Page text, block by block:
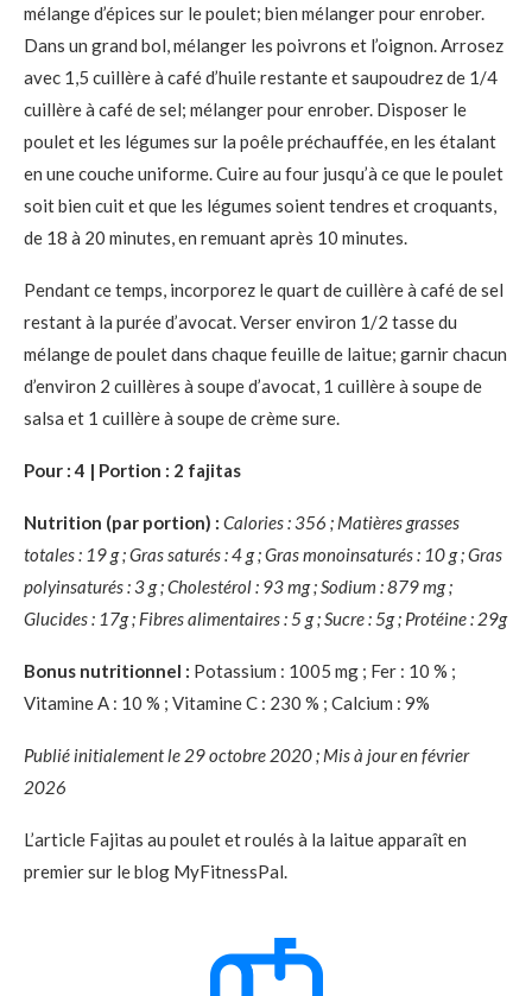
mélange d’épices sur le poulet; bien mélanger pour enrober.
Dans un grand bol, mélanger les poivrons et l’oignon. Arrosez
avec 1,5 cuillère à café d’huile restante et saupoudrez de 1/4
cuillère à café de sel; mélanger pour enrober. Disposer le
poulet et les légumes sur la poêle préchauffée, en les étalant
en une couche uniforme. Cuire au four jusqu’à ce que le poulet
soit bien cuit et que les légumes soient tendres et croquants,
de 18 à 20 minutes, en remuant après 10 minutes.
Pendant ce temps, incorporez le quart de cuillère à café de sel
restant à la purée d’avocat. Verser environ 1/2 tasse du
mélange de poulet dans chaque feuille de laitue; garnir chacun
d’environ 2 cuillères à soupe d’avocat, 1 cuillère à soupe de
salsa et 1 cuillère à soupe de crème sure.
Pour : 4 | Portion : 2 fajitas
Nutrition (par portion) : Calories : 356 ; Matières grasses
totales : 19 g ; Gras saturés : 4 g ; Gras monoinsaturés : 10 g ; Gras
polyinsaturés : 3 g ; Cholestérol : 93 mg ; Sodium : 879 mg ;
Glucides : 17g ; Fibres alimentaires : 5 g ; Sucre : 5g ; Protéine : 29g
Bonus nutritionnel : Potassium : 1005 mg ; Fer : 10 % ;
Vitamine A : 10 % ; Vitamine C : 230 % ; Calcium : 9%
Publié initialement le 29 octobre 2020 ; Mis à jour en février
2026
L’article Fajitas au poulet et roulés à la laitue apparaît en
premier sur le blog MyFitnessPal.